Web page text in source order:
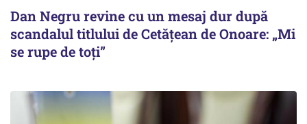
Dan Negru revine cu un mesaj dur după
scandalul titlului de Cetățean de Onoare: „Mi
se rupe de toți”